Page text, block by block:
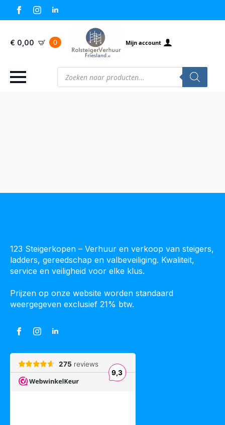
€ 0,00 0 Mijn account
Producten
zoeken
123 Steigerkopen – Verhuur en verkoop van steigers,
ladders, gereedschap en valbeveiliging. Kwaliteit,
service en veiligheid voor elke klus.
Prijzen op onze website worden standaard
weergegeven exclusief 21% btw.